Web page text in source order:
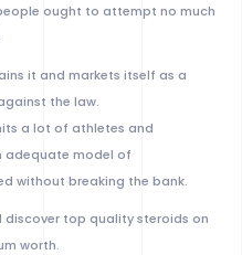
ought to attempt no much
it and markets itself as a
the law.
a lot of athletes and
adequate model of
without breaking the bank.
discover top quality steroids on
worth.